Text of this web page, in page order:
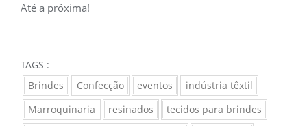
Até a próxima!
TAGS :
Brindes
Confecção eventos
indústria têxtil
Marroquinaria
resinados
tecidos para brindes